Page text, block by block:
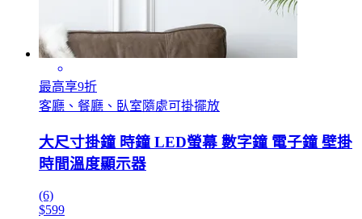
最高享9折
客廳、餐廳、臥室隨處可掛擺放
大尺寸掛鐘 時鐘 LED螢幕 數字鐘 電子鐘 壁掛
時間溫度顯示器
(6)
$599